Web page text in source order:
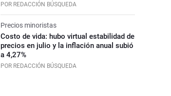
POR REDACCIÓN BÚSQUEDA
Precios minoristas
Costo de vida: hubo virtual estabilidad de
precios en julio y la inflación anual subió
a 4,27%
POR REDACCIÓN BÚSQUEDA